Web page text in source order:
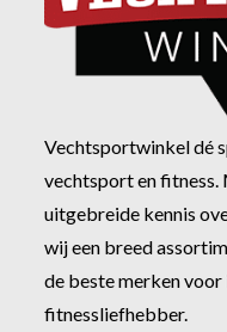
Vechtsportwinkel dé
vechtsport en fitness.
uitgebreide kennis
wij een breed
de beste merken
fitnessliefhebber.